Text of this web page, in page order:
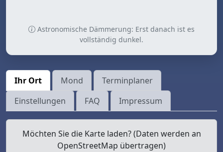
Astronomische Dämmerung: Erst danach ist es
vollständig dunkel.
Ihr Ort Mond
Terminplaner
Einstellungen
FAQ Impressum
Möchten Sie die Karte laden? (Daten werden an
OpenStreetMap übertragen)